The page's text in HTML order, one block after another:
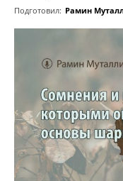
Подготовил: Рамин